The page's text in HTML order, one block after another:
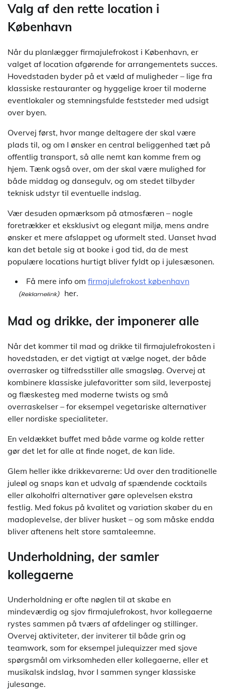
Valg af den rette location i
København
Når du planlægger firmajulefrokost i København, er
valget af location afgørende for arrangementets succes.
Hovedstaden byder på et væld af muligheder – lige fra
klassiske restauranter og hyggelige kroer til moderne
eventlokaler og stemningsfulde feststeder med udsigt
over byen.
Overvej først, hvor mange deltagere der skal være
plads til, og om I ønsker en central beliggenhed tæt på
offentlig transport, så alle nemt kan komme frem og
hjem. Tænk også over, om der skal være mulighed for
både middag og dansegulv, og om stedet tilbyder
teknisk udstyr til eventuelle indslag.
Vær desuden opmærksom på atmosfæren – nogle
foretrækker et eksklusivt og elegant miljø, mens andre
ønsker et mere afslappet og uformelt sted. Uanset hvad
kan det betale sig at booke i god tid, da de mest
populære locations hurtigt bliver fyldt op i julesæsonen.
Få mere info om firmajulefrokost københavn
her.
Mad og drikke, der imponerer alle
Når det kommer til mad og drikke til firmajulefrokosten i
hovedstaden, er det vigtigt at vælge noget, der både
overrasker og tilfredsstiller alle smagsløg. Overvej at
kombinere klassiske julefavoritter som sild, leverpostej
og flæskesteg med moderne twists og små
overraskelser – for eksempel vegetariske alternativer
eller nordiske specialiteter.
En veldækket buffet med både varme og kolde retter
gør det let for alle at finde noget, de kan lide.
Glem heller ikke drikkevarerne: Ud over den traditionelle
juleøl og snaps kan et udvalg af spændende cocktails
eller alkoholfri alternativer gøre oplevelsen ekstra
festlig. Med fokus på kvalitet og variation skaber du en
madoplevelse, der bliver husket – og som måske endda
bliver aftenens helt store samtaleemne.
Underholdning, der samler
kollegaerne
Underholdning er ofte nøglen til at skabe en
mindeværdig og sjov firmajulefrokost, hvor kollegaerne
rystes sammen på tværs af afdelinger og stillinger.
Overvej aktiviteter, der inviterer til både grin og
teamwork, som for eksempel julequizzer med sjove
spørgsmål om virksomheden eller kollegaerne, eller et
musikalsk indslag, hvor I sammen synger klassiske
julesange.